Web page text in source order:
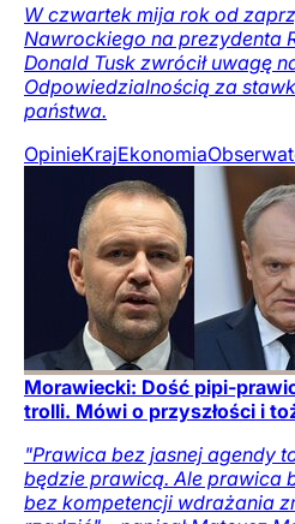
W czwartek mija rok od
Nawrockiego na prezydenta
Donald Tusk zwrócił uwagę
Odpowiedzialnością za
państwa.
OpinieKrajEkonomia
Morawiecki: Dość pipi-
trolli. Mówi o przyszłości i
"Prawica bez jasnej agendy
będzie prawicą. Ale prawica
bez kompetencji wdrażania